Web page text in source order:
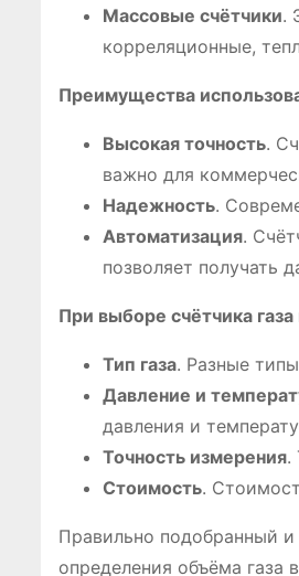
Массовые счётчики.
корреляционные,
Преимущества
Высокая точность.
важно для
Надежность.
Автоматизация.
позволяет получать
При выборе счётчика
Тип газа. Разные
Давление и
давления и
Точность измерения.
Стоимость.
Правильно подобранный и
определения объёма газа